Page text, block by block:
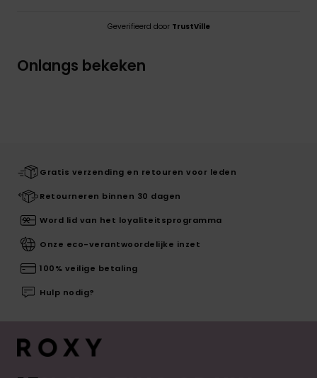
Geverifieerd door TrustVille
Onlangs bekeken
Gratis verzending en retouren voor leden
Retourneren binnen 30 dagen
Word lid van het loyaliteitsprogramma
Onze eco-verantwoordelijke inzet
100% veilige betaling
Hulp nodig?